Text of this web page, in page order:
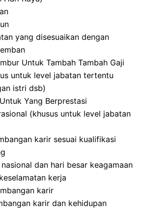
yang disesuaikan dengan
Untuk Tambah Tambah Gaji
untuk level jabatan tertentu
istri dsb)
Yang Berprestasi
(khusus untuk level jabatan
karir sesuai kualifikasi
dan hari besar keagamaan
kerja
karir
karir dan kehidupan